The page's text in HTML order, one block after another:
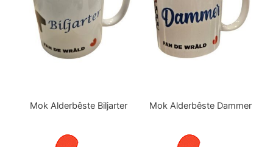
Mok Alderbêste Biljarter Mok Alderbêste Dammer